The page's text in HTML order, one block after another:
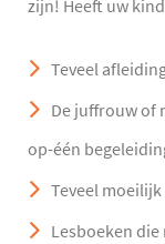
zijn! Heeft uw
Teveel
De juffrouw of
op-één
Teveel
Lesboeken